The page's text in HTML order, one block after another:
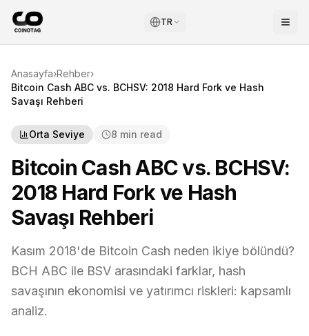
TR
Anasayfa›Rehber›
Bitcoin Cash ABC vs. BCHSV: 2018 Hard Fork ve Hash
Savaşı Rehberi
Orta Seviye 8 min read
Bitcoin Cash ABC vs. BCHSV:
2018 Hard Fork ve Hash
Savaşı Rehberi
Kasım 2018'de Bitcoin Cash neden ikiye bölündü?
BCH ABC ile BSV arasındaki farklar, hash
savaşının ekonomisi ve yatırımcı riskleri: kapsamlı
analiz.